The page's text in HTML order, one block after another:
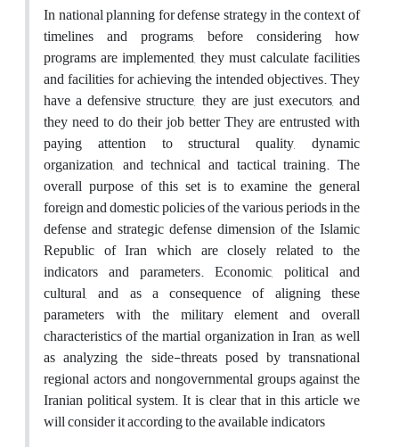
In national planning for defense strategy in the context of
timelines and programs, before considering how
programs are implemented, they must calculate facilities
and facilities for achieving the intended objectives. They
have a defensive structure, they are just executors, and
they need to do their job better They are entrusted with
paying attention to structural quality, dynamic
organization, and technical and tactical training. The
overall purpose of this set is to examine the general
foreign and domestic policies of the various periods in the
defense and strategic defense dimension of the Islamic
Republic of Iran which are closely related to the
indicators and parameters. Economic, political and
cultural, and as a consequence of aligning these
parameters with the military element and overall
characteristics of the martial organization in Iran, as well
as analyzing the side-threats posed by transnational
regional actors and nongovernmental groups against the
Iranian political system. It is clear that in this article we
will consider it according to the available indicators